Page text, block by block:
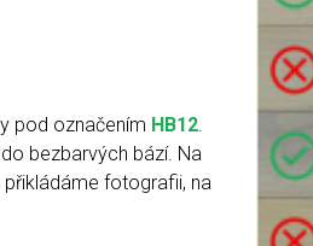
pod označením HB12
bezbarvých bází. Na
fotografii, na